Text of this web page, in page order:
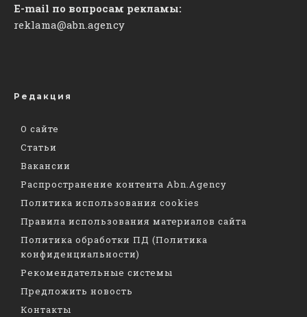
E-mail по вопросам рекламы:
reklama@abn.agency
Редакция
О сайте
Статьи
Вакансии
Распространение контента Abn.Agency
Политика использования cookies
Правила использования материалов сайта
Политика обработки ПД (Политика
конфиденциальности)
Рекомендательные системы
Предложить новость
Контакты